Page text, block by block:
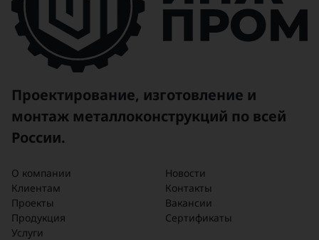
Проектирование, изготовление и
монтаж металлоконструкций по всей
России.
О компании
Клиентам
Проекты
Продукция
Услуги
Новости
Контакты
Вакансии
Сертификаты